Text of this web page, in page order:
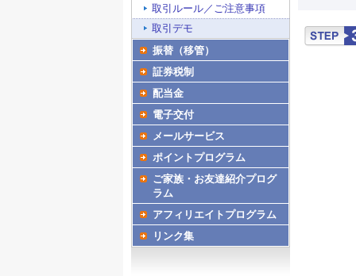
取引ルール／ご注意事項
取引デモ
振替（移管）
証券税制
配当金
電子交付
メールサービス
ポイントプログラム
ご家族・お友達紹介プログ
ラム
アフィリエイトプログラム
リンク集